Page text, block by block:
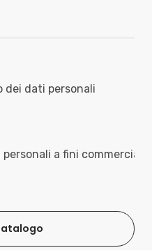
dati personali
a fini commerciali